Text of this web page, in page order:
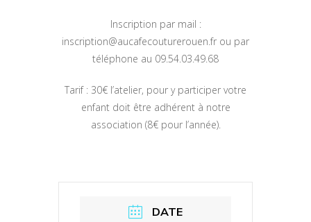
Inscription par mail :
inscription@aucafecouturerouen.fr ou par
téléphone au 09.54.03.49.68
Tarif : 30€ l’atelier, pour y participer votre
enfant doit être adhérent à notre
association (8€ pour l’année).
DATE